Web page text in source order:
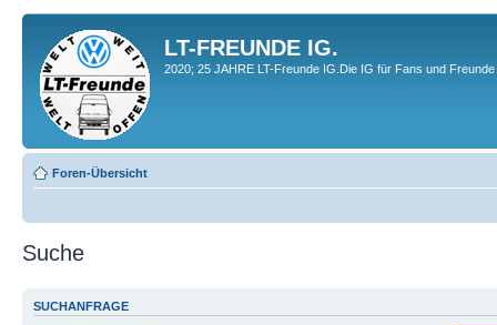
LT-FREUNDE IG.
2020; 25 JAHRE LT-Freunde IG.Die IG für Fans und
Foren-Übersicht
Suche
SUCHANFRAGE